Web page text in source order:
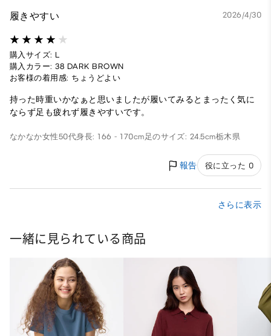
履きやすい 2026/4/30
購入サイズ: L
購入カラー: 38 DARK BROWN
お客様の着用感: ちょうどよい
持った時重いかなぁと思いましたが履いてみるとまったく気に
ならず足も疲れず履きやすいです。
なかなか女性50代身長: 166 - 170cm足のサイズ: 24.5cm栃木県
報告 役に立った 0
さらに表示
一緒に見られている商品